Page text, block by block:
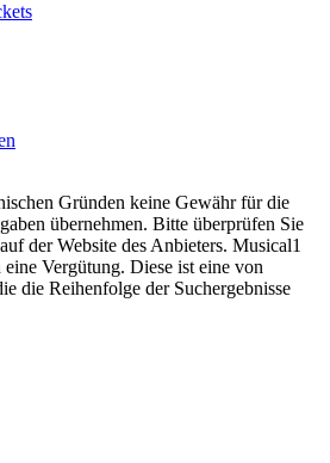
Gründen keine Gewähr für die
übernehmen. Bitte überprüfen Sie
der Website des Anbieters. Musical1
Vergütung. Diese ist eine von
die Reihenfolge der Suchergebnisse